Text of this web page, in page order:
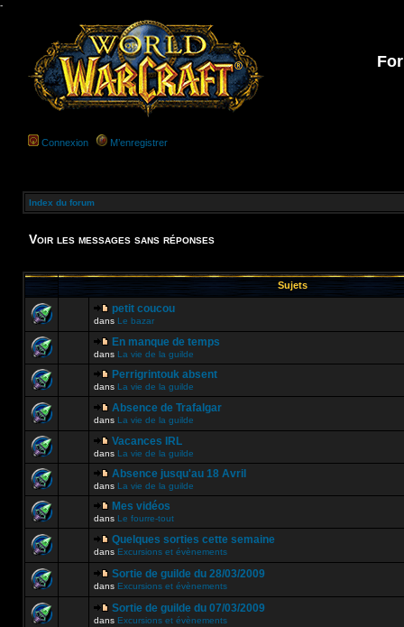
-
Connexion M’enregistrer
Index du forum
Voir les messages sans réponses
Sujets
petit coucou
dans Le bazar
En manque de temps
dans La vie de la guilde
Perrigrintouk absent
dans La vie de la guilde
Absence de Trafalgar
dans La vie de la guilde
Vacances IRL
dans La vie de la guilde
Absence jusqu'au 18 Avril
dans La vie de la guilde
Mes vidéos
dans Le fourre-tout
Quelques sorties cette semaine
dans Excursions et évènements
Sortie de guilde du 28/03/2009
dans Excursions et évènements
Sortie de guilde du 07/03/2009
dans Excursions et évènements